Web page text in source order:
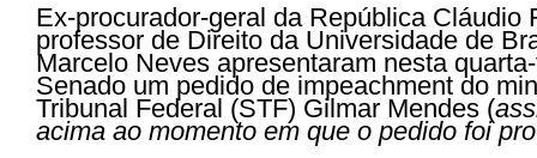
Ex-procurador-geral da República Cláudio
professor de Direito da Universidade de
Marcelo Neves apresentaram nesta
Senado um pedido de impeachment do
Tribunal Federal (STF) Gilmar Mendes (
acima ao momento em que o pedido foi